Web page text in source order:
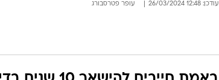
עודכן: 12:48 26/03/2024 עופר פטרסבורג